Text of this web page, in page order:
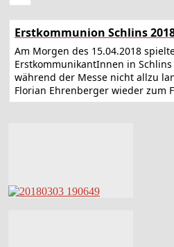
Erstkommunion Schlins
Am Morgen des 15.04.2018
ErstkommunikantInnen in
während der Messe nicht allzu
Florian Ehrenberger wieder zum